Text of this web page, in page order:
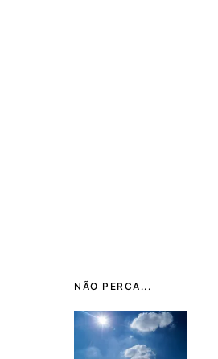
NÃO PERCA...